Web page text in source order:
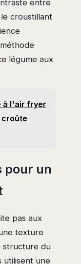
entre
croustillant
légume aux
à l'air fryer
croûte
pour un
pas aux
texture
structure du
utilisent une